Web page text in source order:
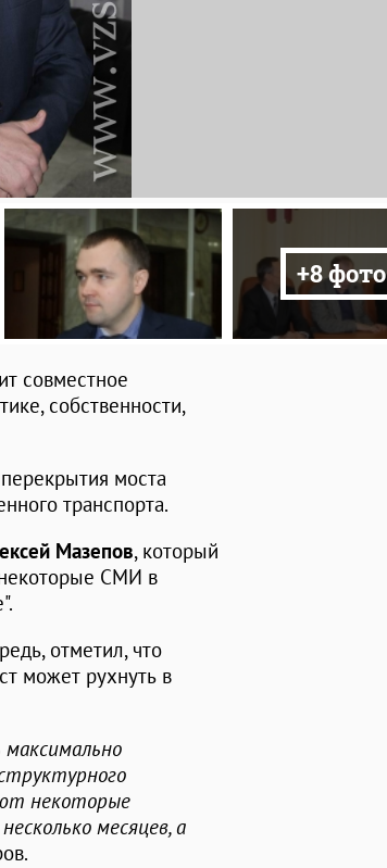
+8 фото
совместное
собственности,
моста
транспорта.
Мазепов, который
СМИ в
отметил, что
может рухнуть в
некоторые
месяцев, а